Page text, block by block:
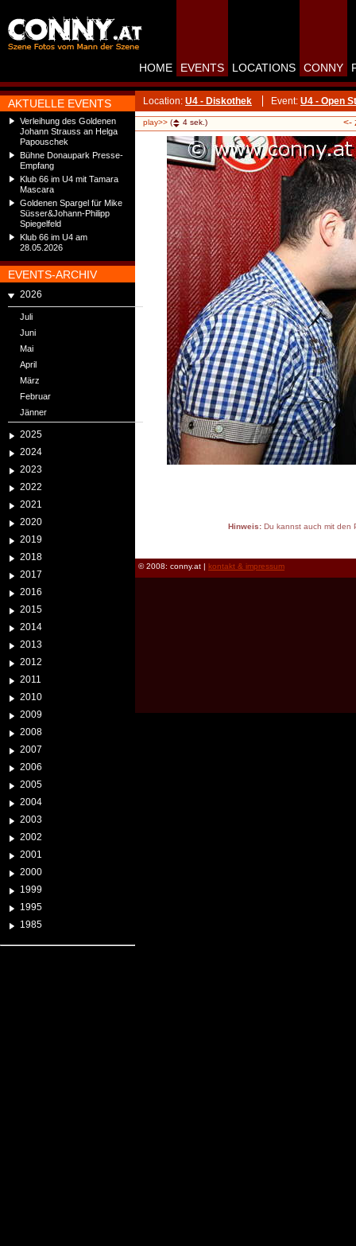
AKTUELLE EVENTS
Verleihung des Goldenen
Johann Strauss an Helga
Papouschek
Bühne Donaupark Presse-
Empfang
Klub 66 im U4 mit Tamara
Mascara
Goldenen Spargel für Mike
Süsser&Johann-Philipp
Spiegelfeld
Klub 66 im U4 am
28.05.2026
EVENTS-ARCHIV
2026
Juli
Juni
Mai
April
März
Februar
Jänner
2025
2024
2023
2022
2021
2020
2019
2018
2017
2016
2015
2014
2013
2012
2011
2010
2009
2008
2007
2006
2005
2004
2003
2002
2001
2000
1999
1995
1985
HOME EVENTS LOCATIONS CONNY
Location: U4 - Diskothek Event: U4 - Open
play>> ( 4 sek.) <-
Hinweis:Du kannst auch mit den
© 2008: conny.at | kontakt & impressum